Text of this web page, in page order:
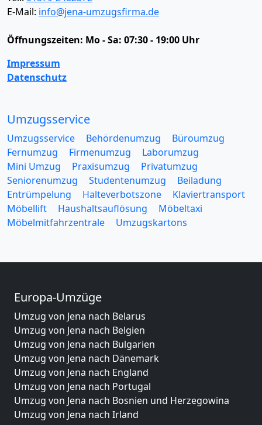
E-Mail: info@jena-umzugsfirma.de
Öffnungszeiten: Mo - Sa: 07:30 - 19:00 Uhr
Impressum
Datenschutz
Umzugsservice
Umzugsservice Behördenumzug
Büroumzug
Fernumzug
Firmenumzug
Laborumzug
Mini Umzug
Praxisumzug
Privatumzug
Seniorenumzug
Studentenumzug
Beiladung
Entrümpelung
Halteverbotszone
Klaviertransport
Möbellift
Haushaltsauflösung
Möbeltaxi
Möbelmitfahrzentrale
Umzugskartons
Europa-Umzüge
Umzug von Jena nach Belarus
Umzug von Jena nach Belgien
Umzug von Jena nach Bulgarien
Umzug von Jena nach Dänemark
Umzug von Jena nach England
Umzug von Jena nach Portugal
Umzug von Jena nach Bosnien und Herzegowina
Umzug von Jena nach Irland